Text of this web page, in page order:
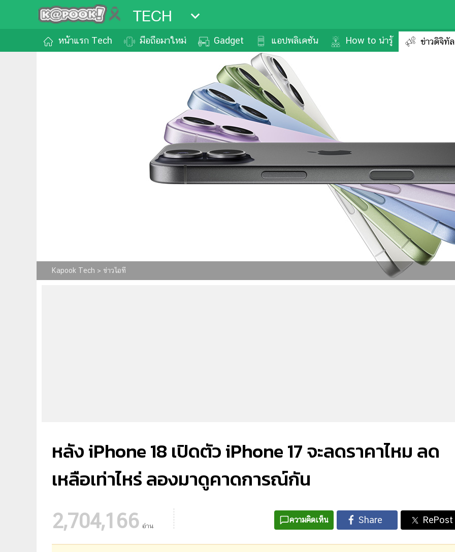
TECH
หน้าแรก Tech มือถือมาใหม่ Gadget แอปพลิเคชัน How to น่ารู้ ข่าวดิจิทั
Kapook Tech > ข่าวไอที
หลัง iPhone 18 เปิดตัว iPhone 17 จะลดราคาไหม ลด
เหลือเท่าไหร่ ลองมาดูคาดการณ์กัน
2,704,166 อ่าน
ความคิดเห็น